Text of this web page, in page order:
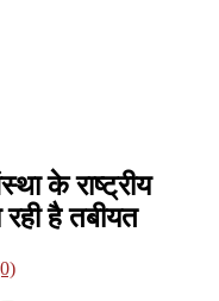
के राष्ट्रीय
है तबीयत